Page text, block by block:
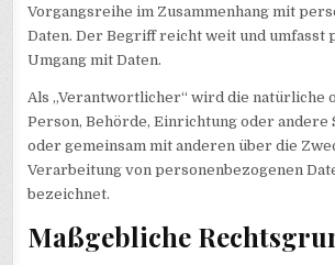
Vorgangsreihe im Zusammenhang mit
Daten. Der Begriff reicht weit und umfasst
Umgang mit Daten.
Als „Verantwortlicher“ wird die natürliche
Person, Behörde, Einrichtung oder andere
oder gemeinsam mit anderen über die
Verarbeitung von personenbezogenen
bezeichnet.
Maßgebliche